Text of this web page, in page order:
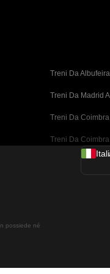
Treni Da
Treni Da Madrid
Treni Da
Treni Da Coimbra
Treni Da
Treni Da Malaga
possiede né